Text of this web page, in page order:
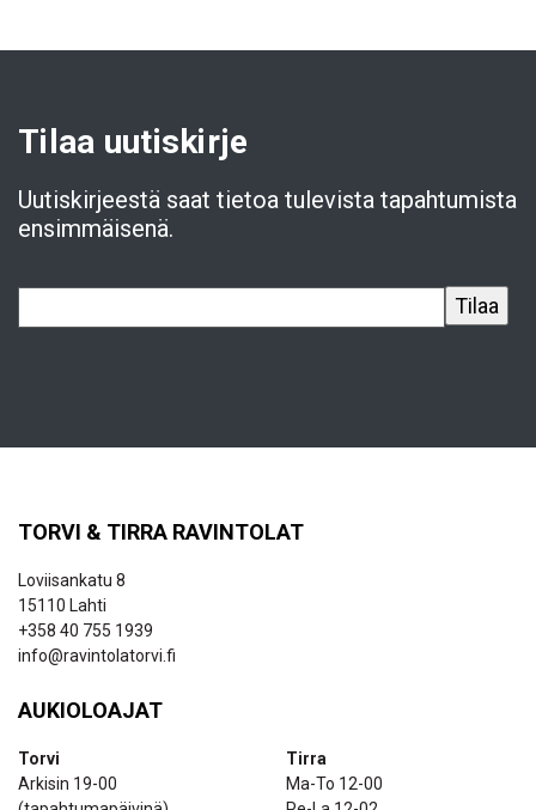
Tilaa uutiskirje
Uutiskirjeestä saat tietoa tulevista tapahtumista
ensimmäisenä.
TORVI & TIRRA RAVINTOLAT
Loviisankatu 8
15110 Lahti
+358 40 755 1939
info@ravintolatorvi.fi
AUKIOLOAJAT
Torvi
Arkisin 19-00
Tirra
Ma-To 12-00